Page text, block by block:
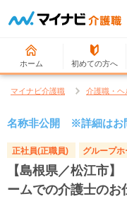
ホーム 初めての方へ
マイナビ介護職 介護職・ヘ
名称非公開 ※詳細はお
正社員(正職員) グループホ
【島根県／松江市
ームでの介護士のお